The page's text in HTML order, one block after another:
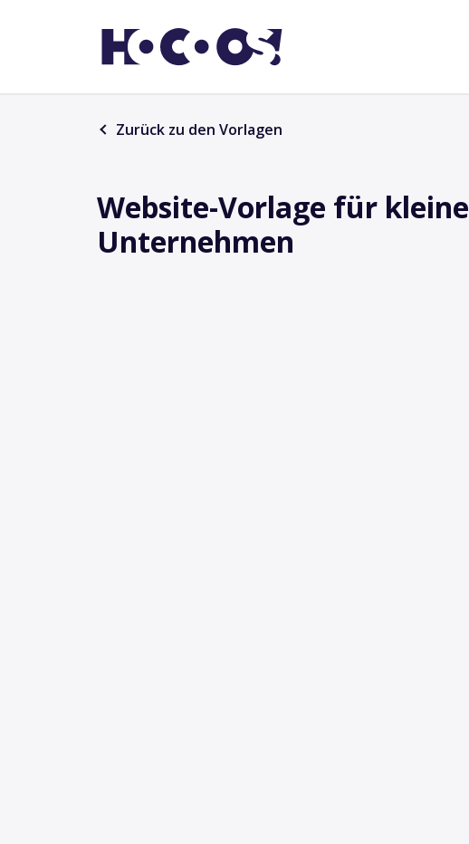
Zurück zu den Vorlagen
Website-Vorlage für kleine
Unternehmen